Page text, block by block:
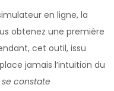
en ligne, la
obtenez une première
cet outil, issu
jamais l’intuition du
constate